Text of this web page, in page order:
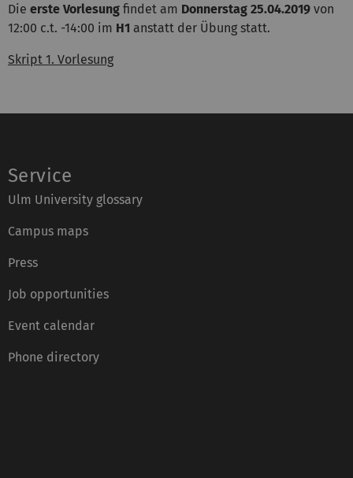
Die erste Vorlesung findet am Donnerstag 25.04.2019 von
12:00 c.t. -14:00 im H1 anstatt der Übung statt.
Skript 1. Vorlesung
Service
Ulm University glossary
Campus maps
Press
Job opportunities
Event calendar
Phone directory